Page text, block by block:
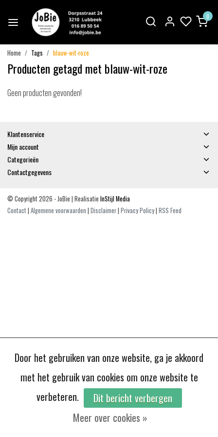
0
Home Tags blauw-wit-roze
Producten getagd met blauw-wit-roze
Geen producten gevonden!
Klantenservice
Mijn account
Categorieën
Contactgegevens
© Copyright 2026 - JoBie | Realisatie InStijl Media
Contact| Algemene voorwaarden | Disclaimer| Privacy Policy| RSS Feed
Door het gebruiken van onze website, ga je akkoord
met het gebruik van cookies om onze website te
verbeteren.
Dit bericht verbergen
Meer over cookies »